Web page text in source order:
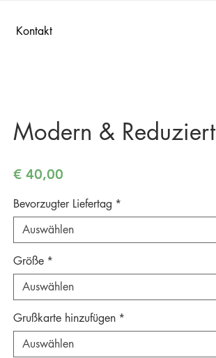
Kontakt
Modern & Reduziert
€ 40,00
Bevorzugter Liefertag *
Auswählen
Größe *
Auswählen
Grußkarte hinzufügen *
Auswählen